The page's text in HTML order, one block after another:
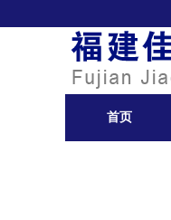
首页